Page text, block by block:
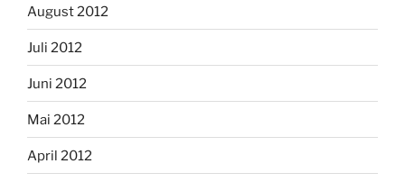
August 2012
Juli 2012
Juni 2012
Mai 2012
April 2012